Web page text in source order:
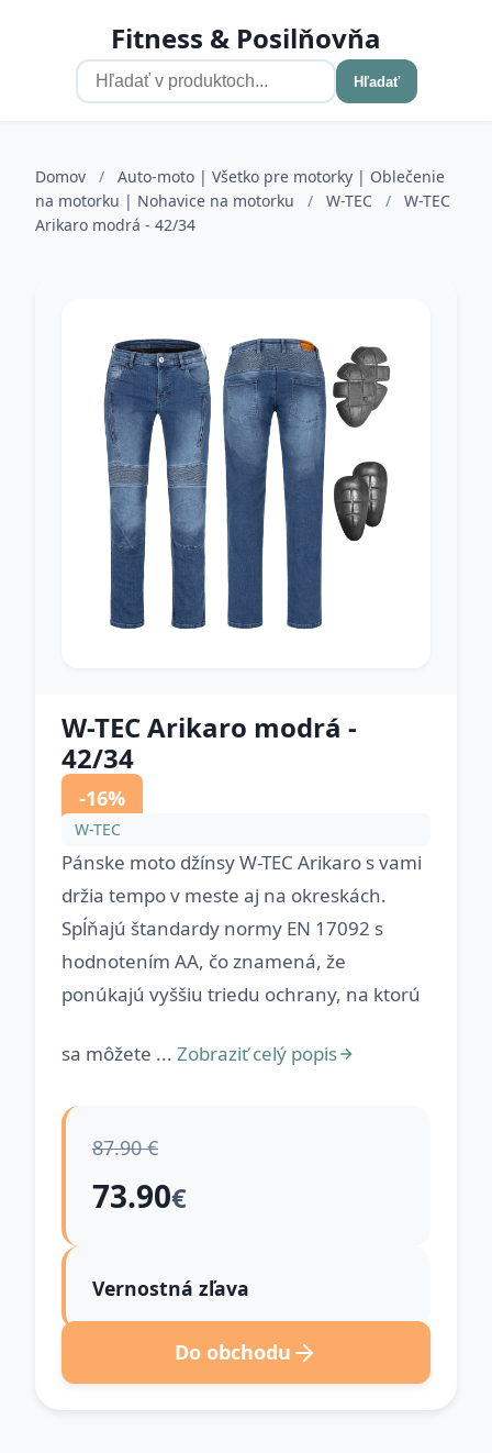
Fitness & Posilňovňa
Hľadať
Domov /
Auto-moto | Všetko pre motorky | Oblečenie
na motorku | Nohavice na motorku
/ W-TEC /
W-TEC
Arikaro modrá - 42/34
W-TEC Arikaro modrá -
42/34
-16%
W-TEC
Pánske moto džínsy W-TEC Arikaro s vami
držia tempo v meste aj na okreskách.
Spĺňajú štandardy normy EN 17092 s
hodnotením AA, čo znamená, že
ponúkajú vyššiu triedu ochrany, na ktorú
sa môžete ... Zobraziť celý popis
87.90 €
73.90€
Vernostná zľava
Do obchodu